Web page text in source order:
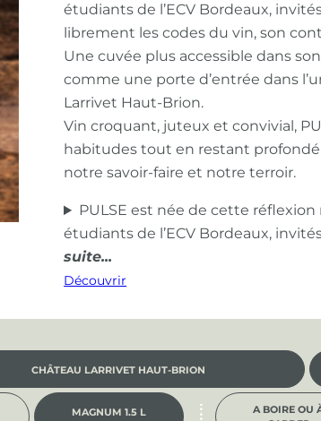
étudiants de l’ECV Bordeaux,
librement les codes du vin, son
Une cuvée plus accessible dans
comme une porte d’entrée dans
Larrivet Haut-Brion.
Vin croquant, juteux et convivial,
habitudes tout en restant
notre savoir-faire et notre terroir.
PULSE est née de cette réflexion
étudiants de l’ECV Bordeaux,
Découvrir
CHÂTEAU LARRIVET HAUT-BRION
MAGNUM 1.5 L
A BOIRE OU